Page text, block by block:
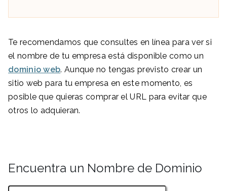
Te recomendamos que consultes en línea para ver si
el nombre de tu empresa está disponible como un
dominio web. Aunque no tengas previsto crear un
sitio web para tu empresa en este momento, es
posible que quieras comprar el URL para evitar que
otros lo adquieran.
Encuentra un Nombre de Dominio